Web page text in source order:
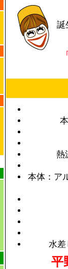
誕
熱
本体：ア
水差
平